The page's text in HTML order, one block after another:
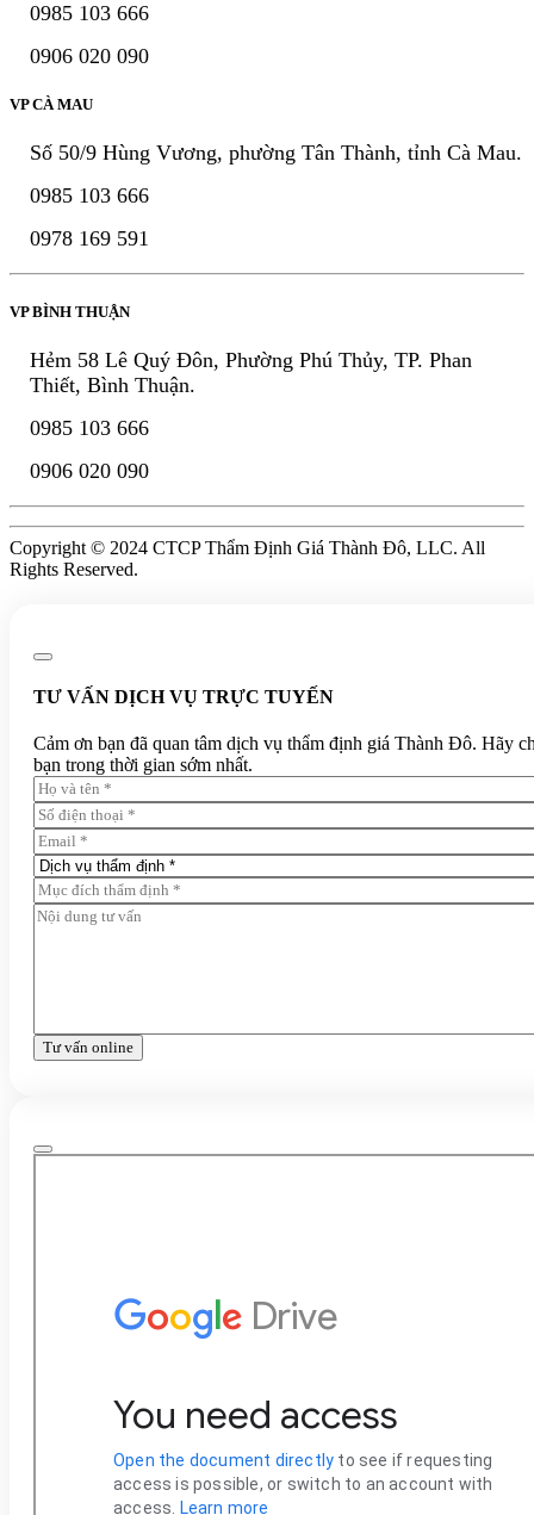
0985 103 666
0906 020 090
VP CÀ MAU
Số 50/9 Hùng Vương, phường Tân Thành, tỉnh Cà Mau.
0985 103 666
0978 169 591
VP BÌNH THUẬN
Hẻm 58 Lê Quý Đôn, Phường Phú Thủy, TP. Phan
Thiết, Bình Thuận.
0985 103 666
0906 020 090
Copyright © 2024 CTCP Thẩm Định Giá Thành Đô, LLC. All
Rights Reserved.
TƯ VẤN DỊCH VỤ TRỰC TUYẾN
Cảm ơn bạn đã quan tâm dịch vụ thẩm định giá Thành Đô. Hãy
bạn trong thời gian sớm nhất.
Tư vấn online